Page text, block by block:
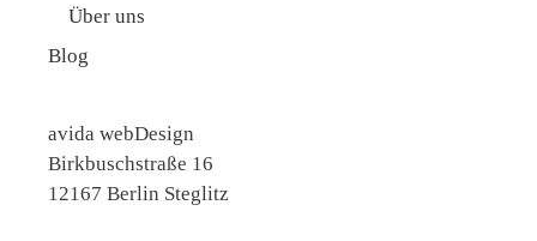
Über uns
Blog
avida webDesign
Birkbuschstraße 16
12167 Berlin Steglitz